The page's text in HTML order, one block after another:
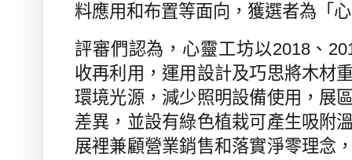
料應用和布置等面向，獲選者為「
評審們認為，心靈工坊以2018、
收再利用，運用設計及巧思將木材
環境光源，減少照明設備使用，展
差異，並設有綠色植栽可產生吸附
展裡兼顧營業銷售和落實淨零理念